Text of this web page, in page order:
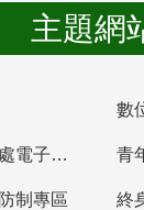
主題網
數
教育部統計處電子書櫃
制專區 終